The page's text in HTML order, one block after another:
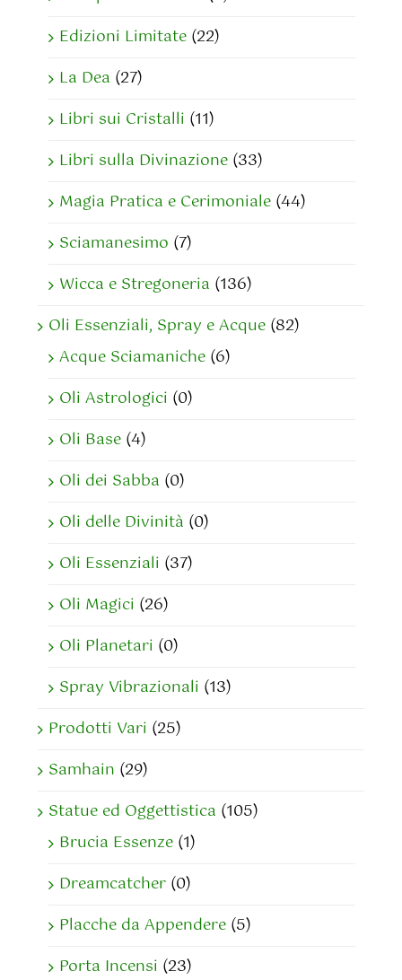
Edizioni Limitate (22)
La Dea (27)
Libri sui Cristalli (11)
Libri sulla Divinazione (33)
Magia Pratica e Cerimoniale (44)
Sciamanesimo (7)
Wicca e Stregoneria (136)
Oli Essenziali, Spray e Acque (82)
Acque Sciamaniche (6)
Oli Astrologici (0)
Oli Base (4)
Oli dei Sabba (0)
Oli delle Divinità (0)
Oli Essenziali (37)
Oli Magici (26)
Oli Planetari (0)
Spray Vibrazionali (13)
Prodotti Vari (25)
Samhain (29)
Statue ed Oggettistica (105)
Brucia Essenze (1)
Dreamcatcher (0)
Placche da Appendere (5)
Porta Incensi (23)